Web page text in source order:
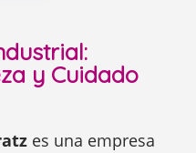
y Cuidado
es una empresa